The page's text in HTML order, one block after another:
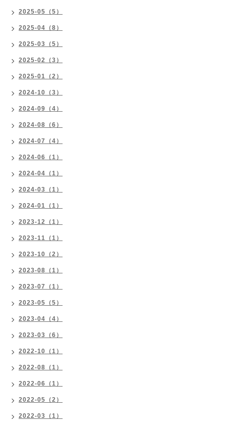
2025-05（5）
2025-04（8）
2025-03（5）
2025-02（3）
2025-01（2）
2024-10（3）
2024-09（4）
2024-08（6）
2024-07（4）
2024-06（1）
2024-04（1）
2024-03（1）
2024-01（1）
2023-12（1）
2023-11（1）
2023-10（2）
2023-08（1）
2023-07（1）
2023-05（5）
2023-04（4）
2023-03（6）
2022-10（1）
2022-08（1）
2022-06（1）
2022-05（2）
2022-03（1）